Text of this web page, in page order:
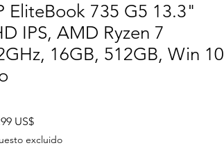
EliteBook 735 G5 13.3"
IPS, AMD Ryzen 7
16GB, 512GB, Win 10
US$Precio
excluido